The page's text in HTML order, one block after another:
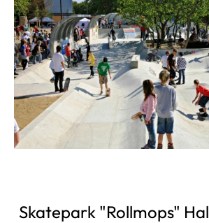
Skatepark "Rollmops"